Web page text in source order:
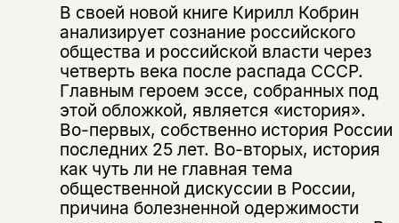
В своей новой книге Кирилл Кобрин
анализирует сознание российского
общества и российской власти через
четверть века после распада СССР.
Главным героем эссе, собранных под
этой обложкой, является «история».
Во-первых, собственно история России
последних 25 лет. Во-вторых, история
как чуть ли не главная тема
общественной дискуссии в России,
причина болезненной одержимости